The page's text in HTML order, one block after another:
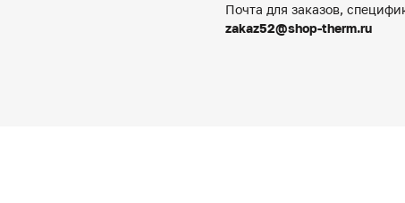
Почта для заказов,
zakaz52@shop-therm.ru